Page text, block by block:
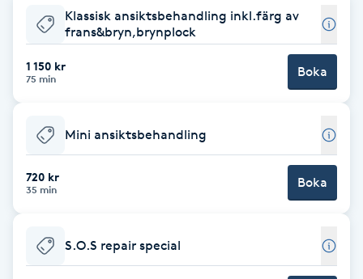
Hudvård
Hyaluronsyra
Hårborttagning
Hårbottenbehandling
Klassisk ansiktsbehandling inkl.färg av
frans&bryn,brynplock
1 150 kr
75 min Boka
Mini ansiktsbehandling
720 kr
35 min Boka
S.O.S repair special